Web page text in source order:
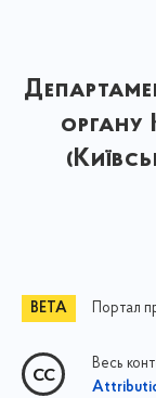
органу
Портал
Весь